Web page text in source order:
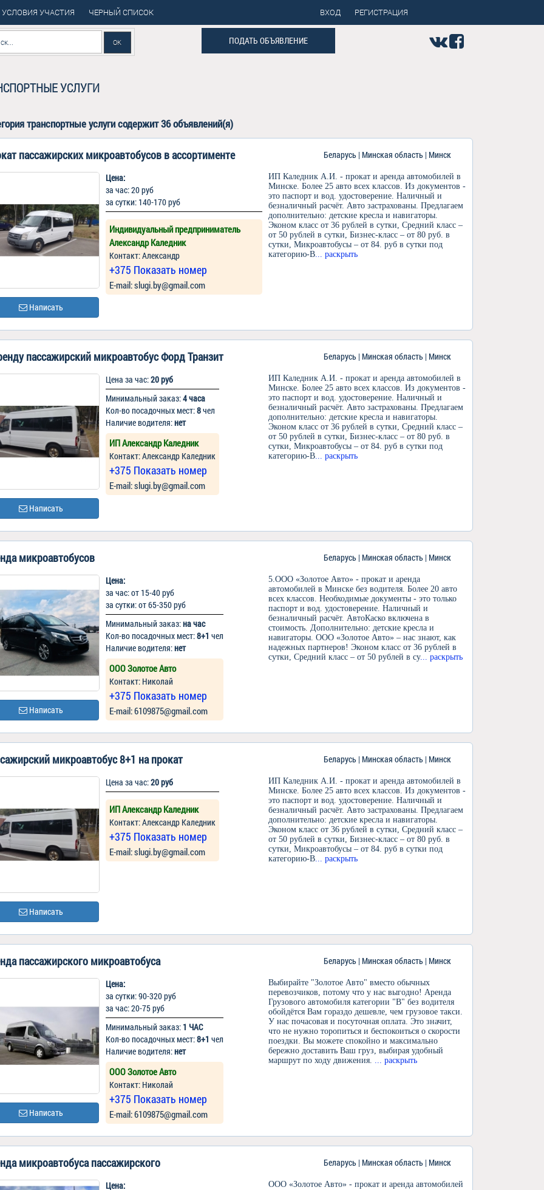
УСЛОВИЯ УЧАСТИЯ ЧЕРНЫЙ СПИСОК ВХОД РЕГИСТРАЦИЯ
ПОДАТЬ ОБЪЯВЛЕНИЕ
УСЛУГИ
транспортные услугисодержит 36 объявлений(я)
пассажирских микроавтобусов в ассортименте Беларусь | Минская область | Минск
Написать
Цена:
за час: 20 руб
за сутки: 140-170 руб
Индивидуальный предприниматель
Александр Каледник
Контакт: Александр
+375 Показать номер
Е-mail: slugi.by@gmail.com
ИП Каледник А.И. - прокат и аренда автомобилей в
Минске. Более 25 авто всех классов. Из документов -
это паспорт и вод. удостоверение. Наличный и
безналичный расчёт. Авто застрахованы. Предлагаем
дополнительно: детские кресла и навигаторы.
Эконом класс от 36 рублей в сутки, Средний класс –
от 50 рублей в сутки, Бизнес-класс – от 80 руб. в
сутки, Микроавтобусы – от 84. руб в сутки под
категорию-В... раскрыть
пассажирский микроавтобус Форд Транзит Беларусь | Минская область | Минск
Написать
Цена за час:20 руб
Минимальный заказ:4 часа
Кол-во посадочных мест:8чел
Наличие водителя:нет
ИП Александр Каледник
Контакт: Александр Каледник
+375 Показать номер
Е-mail: slugi.by@gmail.com
ИП Каледник А.И. - прокат и аренда автомобилей в
Минске. Более 25 авто всех классов. Из документов -
это паспорт и вод. удостоверение. Наличный и
безналичный расчёт. Авто застрахованы. Предлагаем
дополнительно: детские кресла и навигаторы.
Эконом класс от 36 рублей в сутки, Средний класс –
от 50 рублей в сутки, Бизнес-класс – от 80 руб. в
сутки, Микроавтобусы – от 84. руб в сутки под
категорию-В ... раскрыть
микроавтобусов Беларусь | Минская область | Минск
Написать
Цена:
за час: от 15-40 руб
за сутки: от 65-350 руб
Минимальный заказ:на час
Кол-во посадочных мест:8+1 чел
Наличие водителя:нет
ООО Золотое Авто
Контакт: Николай
+375 Показать номер
Е-mail: 6109875@gmail.com
5.ООО «Золотое Авто» - прокат и аренда
автомобилей в Минске без водителя. Более 20 авто
всех классов. Необходимые документы - это только
паспорт и вод. удостоверение. Наличный и
безналичный расчёт. АвтоКаско включена в
стоимость. Дополнительно: детские кресла и
навигаторы. ООО «Золотое Авто» – нас знают, как
надежных партнеров! Эконом класс от 36 рублей в
сутки, Средний класс – от 50 рублей в су... раскрыть
микроавтобус 8+1 на прокат Беларусь | Минская область | Минск
Написать
Цена за час:20 руб
ИП Александр Каледник
Контакт: Александр Каледник
+375 Показать номер
Е-mail: slugi.by@gmail.com
ИП Каледник А.И. - прокат и аренда автомобилей в
Минске. Более 25 авто всех классов. Из документов -
это паспорт и вод. удостоверение. Наличный и
безналичный расчёт. Авто застрахованы. Предлагаем
дополнительно: детские кресла и навигаторы.
Эконом класс от 36 рублей в сутки, Средний класс –
от 50 рублей в сутки, Бизнес-класс – от 80 руб. в
сутки, Микроавтобусы – от 84. руб в сутки под
категорию-В... раскрыть
пассажирского микроавтобуса Беларусь | Минская область | Минск
Написать
Цена:
за сутки: 90-320 руб
за час: 20-75 руб
Минимальный заказ: 1 ЧАС
Кол-во посадочных мест:8+1 чел
Наличие водителя:нет
ООО Золотое Авто
Контакт: Николай
+375 Показать номер
Е-mail: 6109875@gmail.com
Выбирайте "Золотое Авто" вместо обычных
перевозчиков, потому что у нас выгодно! Аренда
Грузового автомобиля категории "В" без водителя
обойдётся Вам гораздо дешевле, чем грузовое такси.
У нас почасовая и посуточная оплата. Это значит,
что не нужно торопиться и беспокоиться о скорости
поездки. Вы можете спокойно и максимально
бережно доставить Ваш груз, выбирая удобный
маршрут по ходу движения.
... раскрыть
микроавтобуса пассажирского Беларусь | Минская область | Минск
Цена:
ООО «Золотое Авто» - прокат и аренда автомобилей